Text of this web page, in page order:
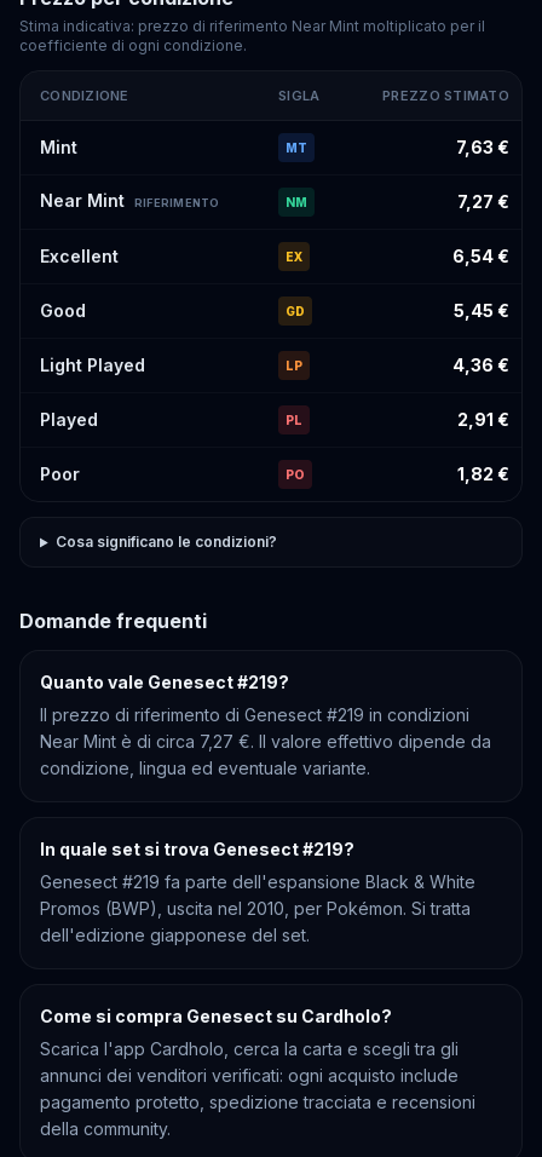
Stima indicativa: prezzo di riferimento Near Mint moltiplicato per il
coefficiente di ogni condizione.
per condizione
CONDIZIONE SIGLA PREZZO STIMATO
Mint MT 7,63 €
Near Mint RIFERIMENTO NM 7,27 €
Excellent EX 6,54 €
Good GD 5,45 €
Light Played LP 4,36 €
Played PL 2,91 €
Poor PO 1,82 €
Cosa significano le condizioni?
Domande frequenti
Quanto vale Genesect #219?
Il prezzo di riferimento di Genesect #219 in condizioni
Near Mint è di circa 7,27 €. Il valore effettivo dipende da
condizione, lingua ed eventuale variante.
In quale set si trova Genesect #219?
Genesect #219 fa parte dell'espansione Black & White
Promos (BWP), uscita nel 2010, per Pokémon. Si tratta
dell'edizione giapponese del set.
Come si compra Genesect su Cardholo?
Scarica l'app Cardholo, cerca la carta e scegli tra gli
annunci dei venditori verificati: ogni acquisto include
pagamento protetto, spedizione tracciata e recensioni
della community.